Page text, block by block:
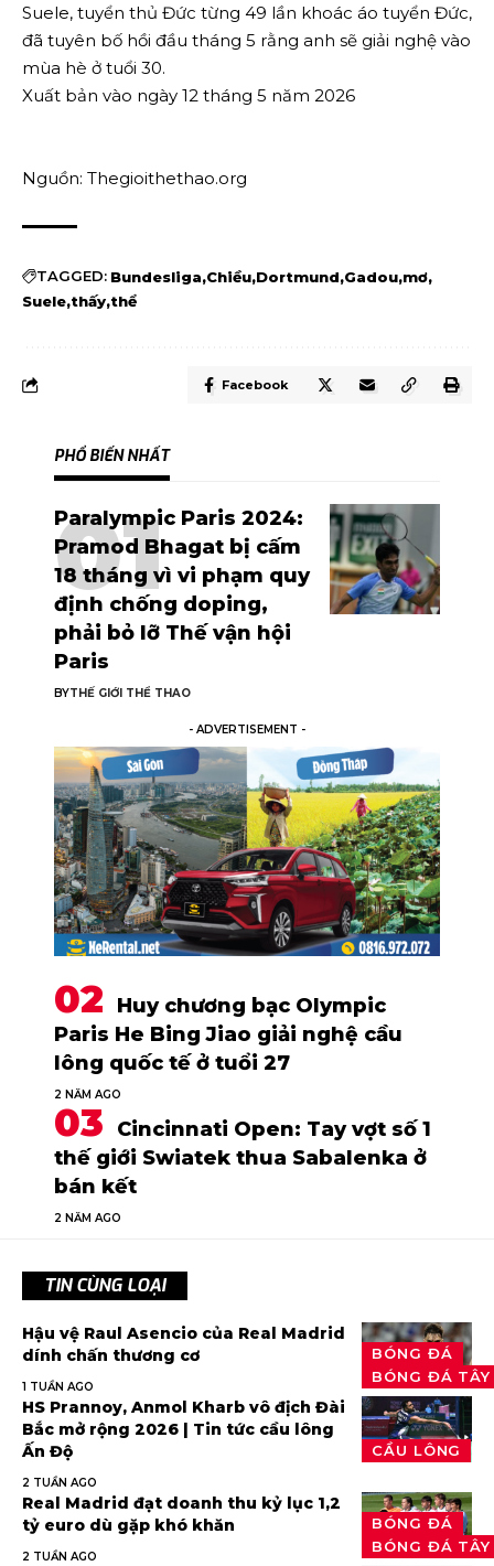
Suele, tuyển thủ Đức từng 49 lần khoác áo tuyển Đức,
đã tuyên bố hồi đầu tháng 5 rằng anh sẽ giải nghệ vào
mùa hè ở tuổi 30.
Xuất bản vào ngày 12 tháng 5 năm 2026
Nguồn: Thegioithethao.org
TAGGED: Bundesliga Chiều Dortmund Gadou mơ
Suele thấy thể
Facebook
PHỔ BIẾN NHẤT
Paralympic Paris 2024:
Pramod Bhagat bị cấm
18 tháng vì vi phạm quy
định chống doping,
phải bỏ lỡ Thế vận hội
Paris
BYTHẾ GIỚI THỂ THAO
- ADVERTISEMENT -
Huy chương bạc Olympic
Paris He Bing Jiao giải nghệ cầu
lông quốc tế ở tuổi 27
2 NĂM AGO
Cincinnati Open: Tay vợt số 1
thế giới Swiatek thua Sabalenka ở
bán kết
2 NĂM AGO
TIN CÙNG LOẠI
BÓNG ĐÁ
BÓNG ĐÁ
Hậu vệ Raul Asencio của Real Madrid
dính chấn thương cơ
1 TUẦN AGO
CẦU LÔNG
HS Prannoy, Anmol Kharb vô địch Đài
Bắc mở rộng 2026 | Tin tức cầu lông
Ấn Độ
2 TUẦN AGO
BÓNG ĐÁ
BÓNG ĐÁ
Real Madrid đạt doanh thu kỷ lục 1,2
tỷ euro dù gặp khó khăn
2 TUẦN AGO